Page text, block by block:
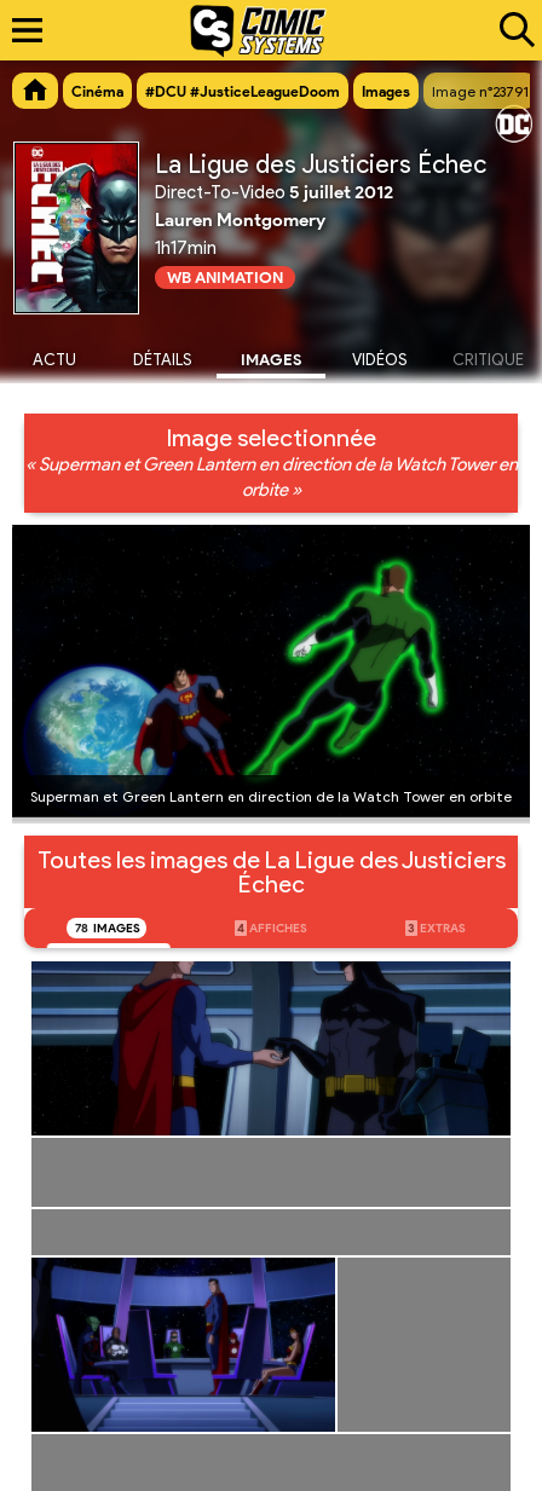
Cinéma #DCU #JusticeLeagueDoom Images Image n°23791
La Ligue des Justiciers Échec
Direct-To-Video 5 juillet 2012
Lauren Montgomery
1h17min
WB ANIMATION
ACTU DÉTAILS IMAGES VIDÉOS CRITIQUE
Image selectionnée
« Superman et Green Lantern en direction de la Watch Tower en
orbite »
Superman et Green Lantern en direction de la Watch Tower en orbite
Toutes les images de La Ligue des Justiciers
Échec
78 IMAGES 4 AFFICHES 3 EXTRAS